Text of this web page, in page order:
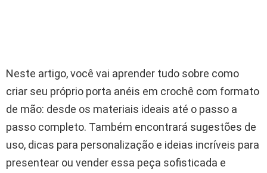
Neste artigo, você vai aprender tudo sobre como
criar seu próprio porta anéis em crochê com formato
de mão: desde os materiais ideais até o passo a
passo completo. Também encontrará sugestões de
uso, dicas para personalização e ideias incríveis para
presentear ou vender essa peça sofisticada e